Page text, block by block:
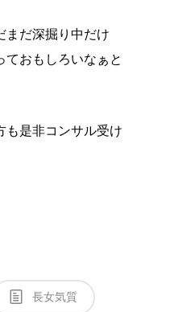
まだ深掘り中だけ
ておもしろいなぁと
も是非コンサル受け
長女気質